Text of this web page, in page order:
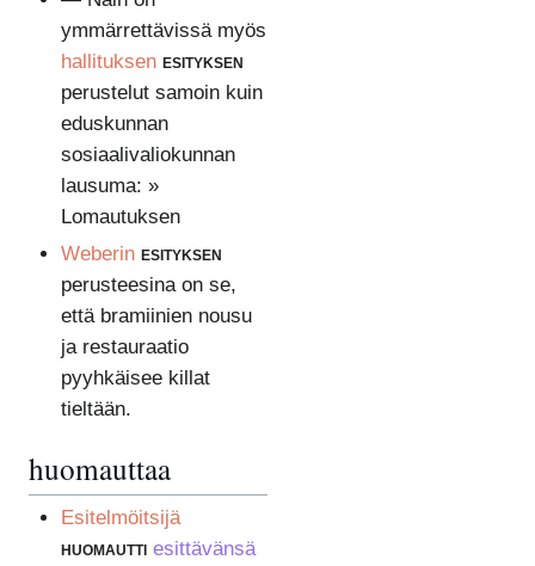
ymmärrettävissä myös
hallituksen esityksen
perustelut samoin kuin
eduskunnan
sosiaalivaliokunnan
lausuma: »
Lomautuksen
Weberin esityksen
perusteesina on se,
että bramiinien nousu
ja restauraatio
pyyhkäisee killat
tieltään.
huomauttaa
Esitelmöitsijä
huomautti esittävänsä